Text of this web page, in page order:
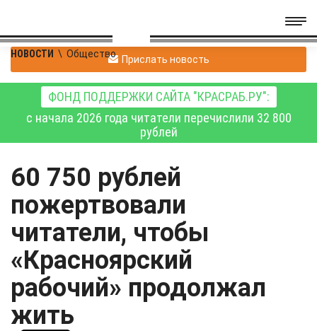
НОВОСТИ \ Общество Прислать новость
ФОНД ПОДДЕРЖКИ САЙТА "КРАСРАБ.РУ":
с начала 2026 года читатели перечислили 32 800
рублей
60 750 рублей
пожертвовали
читатели, чтобы
«Красноярский
рабочий» продолжал
жить